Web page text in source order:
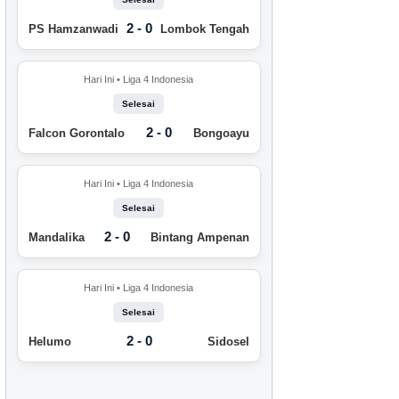
PS Hamzanwadi 2 - 0 Lombok Tengah
Hari Ini • Liga 4 Indonesia
Selesai
Falcon Gorontalo 2 - 0 Bongoayu
Hari Ini • Liga 4 Indonesia
Selesai
Mandalika 2 - 0 Bintang Ampenan
Hari Ini • Liga 4 Indonesia
Selesai
Helumo 2 - 0 Sidosel